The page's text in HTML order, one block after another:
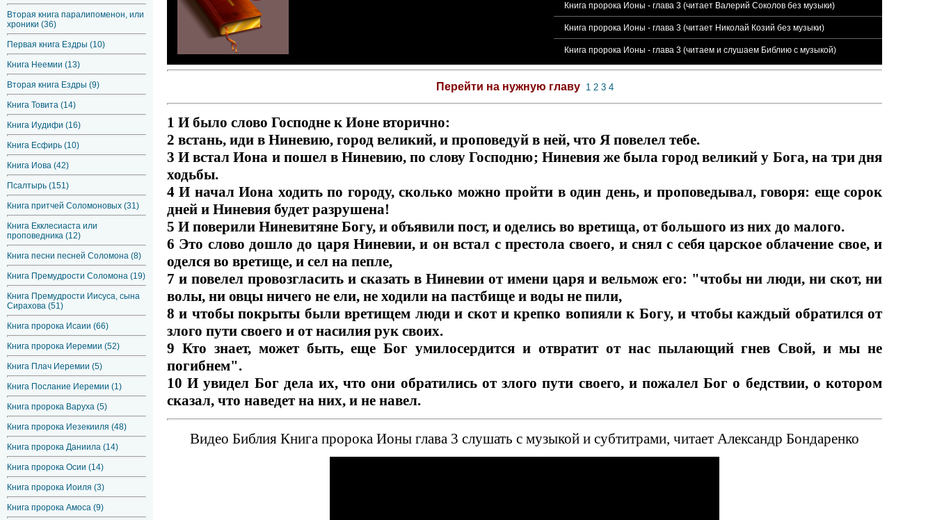
Вторая книга паралипоменон, или
хроники (36)
Первая книга Ездры (10)
Книга Неемии (13)
Вторая книга Ездры (9)
Книга Товита (14)
Книга Иудифи (16)
Книга Есфирь (10)
Книга Иова (42)
Псалтырь (151)
Книга притчей Соломоновых (31)
Книга Екклесиаста или
проповедника (12)
Книга песни песней Соломона (8)
Книга Премудрости Соломона (19)
Книга Премудрости Иисуса, сына
Сирахова (51)
Книга пророка Исаии (66)
Книга пророка Иеремии (52)
Книга Плач Иеремии (5)
Книга Послание Иеремии (1)
Книга пророка Варуха (5)
Книга пророка Иезекииля (48)
Книга пророка Даниила (14)
Книга пророка Осии (14)
Книга пророка Иоиля (3)
Книга пророка Амоса (9)
Книга пророка Ионы - глава 3 (читает Валерий Соколов без музыки)
Книга пророка Ионы - глава 3 (читает Николай Козий без музыки)
Книга пророка Ионы - глава 3 (читаем и слушаем Библию с музыкой)
Перейти на нужную главу 1 2 3 4
1 И было слово Господне к Ионе вторично:
2 встань, иди в Ниневию, город великий, и проповедуй в ней, что Я повелел тебе.
3 И встал Иона и пошел в Ниневию, по слову Господню; Ниневия же была город великий у Бога, на три дня
ходьбы.
4 И начал Иона ходить по городу, сколько можно пройти в один день, и проповедывал, говоря: еще сорок
дней и Ниневия будет разрушена!
5 И поверили Ниневитяне Богу, и объявили пост, и оделись во вретища, от большого из них до малого.
6 Это слово дошло до царя Ниневии, и он встал с престола своего, и снял с себя царское облачение свое, и
оделся во вретище, и сел на пепле,
7 и повелел провозгласить и сказать в Ниневии от имени царя и вельмож его: "чтобы ни люди, ни скот, ни
волы, ни овцы ничего не ели, не ходили на пастбище и воды не пили,
8 и чтобы покрыты были вретищем люди и скот и крепко вопияли к Богу, и чтобы каждый обратился от
злого пути своего и от насилия рук своих.
9 Кто знает, может быть, еще Бог умилосердится и отвратит от нас пылающий гнев Свой, и мы не
погибнем".
10 И увидел Бог дела их, что они обратились от злого пути своего, и пожалел Бог о бедствии, о котором
сказал, что наведет на них, и не навел.
Видео Библия Книга пророка Ионы глава 3 слушать с музыкой и субтитрами, читает Александр Бондаренко